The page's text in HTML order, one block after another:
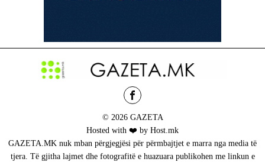
© 2026 GAZETA
Hosted with ❤️ by Host.mk
GAZETA.MK nuk mban përgjegjësi për përmbajtjet e marra nga media të
tjera. Të gjitha lajmet dhe fotografitë e huazuara publikohen me linkun e